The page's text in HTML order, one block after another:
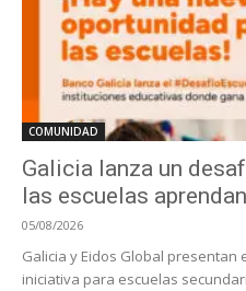
COMUNIDAD
Galicia lanza un
las escuelas
05/08/2026
Galicia y Eidos Global presentan
iniciativa para escuelas